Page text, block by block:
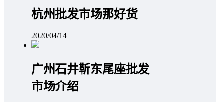
杭州批发市场那好货
2020/04/14
广州石井靳东尾座批发
市场介绍